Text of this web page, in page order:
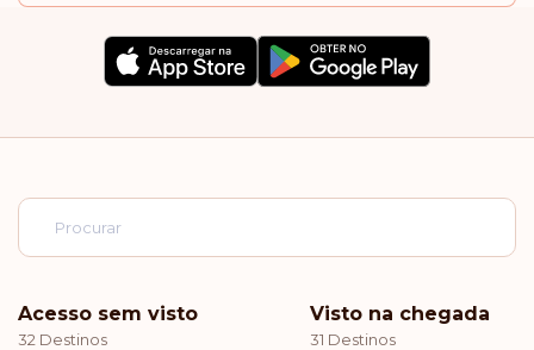
Acesso sem visto
32 Destinos
Visto na chegada
31 Destinos